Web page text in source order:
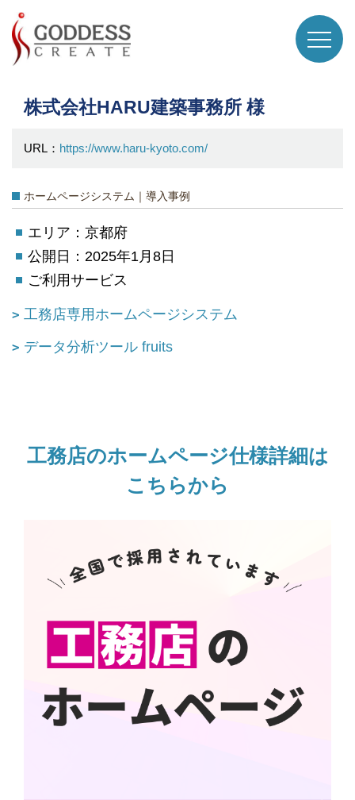
株式会社HARU建築事務所 様
URL： https://www.haru-kyoto.com/
ホームページシステム｜導入事例
エリア：京都府
公開日：2025年1月8日
ご利用サービス
工務店専用ホームページシステム
データ分析ツール fruits
工務店のホームページ仕様詳細は
こちらから